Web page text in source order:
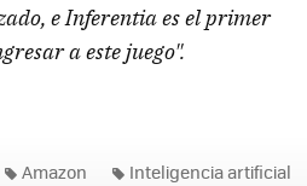
e Inferentia es el primer
a este juego".
Amazon Inteligencia artificial